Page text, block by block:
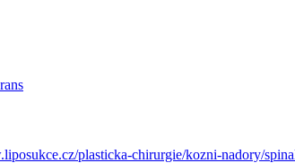
plasticka-chirurgie/kozni-nadory/